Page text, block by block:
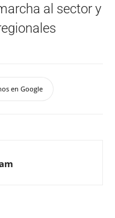
al sector y
en Google